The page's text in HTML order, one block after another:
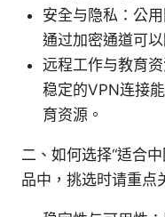
安全与隐私：公
通过加密通道可
远程工作与教育
稳定的VPN连接
育资源。
二、如何选择“适合
品中，挑选时请重点